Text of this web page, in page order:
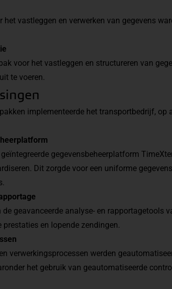
het vastleggen en verwerken van gegevens
voor het vastleggen en structureren van
te voeren.
implementeerde het transportbedrijf, op
gegevensbeheerplatform
Dit zorgde voor een uniforme
geavanceerde analyse- en rapportagetools
en lopende zendingen.
verwerkingsprocessen werden
het gebruik van geautomatiseerde